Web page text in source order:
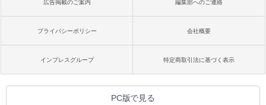
広告掲載のご案内 編集部へのご連絡
プライバシーポリシー 会社概要
インプレスグループ 特定商取引法に基づく表示
PC版で見る